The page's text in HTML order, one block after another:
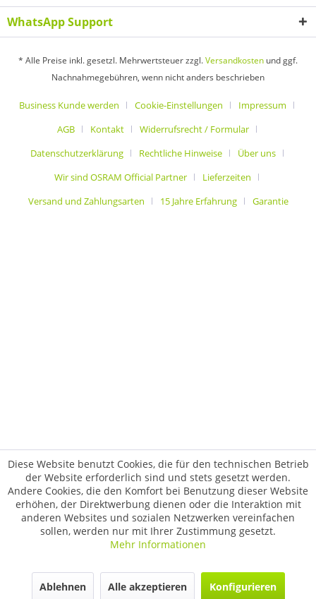
WhatsApp Support
* Alle Preise inkl. gesetzl. Mehrwertsteuer zzgl.Versandkosten und ggf.
Nachnahmegebühren, wenn nicht anders beschrieben
Business Kunde werden Cookie-Einstellungen
Impressum
AGB
Kontakt
Widerrufsrecht / Formular
Datenschutzerklärung
Rechtliche Hinweise
Über uns
Wir sind OSRAM Official Partner
Lieferzeiten
Versand und Zahlungsarten
15 Jahre Erfahrung Garantie
Diese Website benutzt Cookies, die für den technischen Betrieb
der Website erforderlich sind und stets gesetzt werden.
Andere Cookies, die den Komfort bei Benutzung dieser Website
erhöhen, der Direktwerbung dienen oder die Interaktion mit
anderen Websites und sozialen Netzwerken vereinfachen
sollen, werden nur mit Ihrer Zustimmung gesetzt.
Mehr Informationen
Ablehnen Alle akzeptieren Konfigurieren